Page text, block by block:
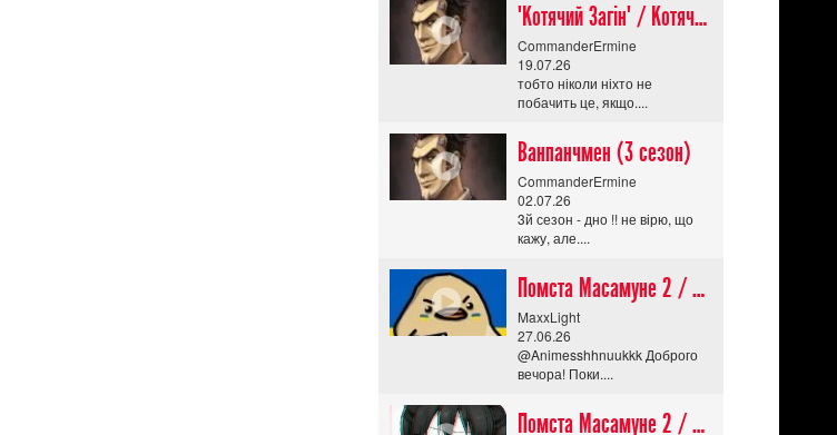
"Котячий Загін" / Котячий апокаліпсис / Cat Shit One
CommanderErmine
19.07.26
тобто ніколи ніхто не
побачить це, якщо....
Ванпанчмен (3 сезон)
CommanderErmine
02.07.26
3й сезон - дно !! не вірю, що
кажу, але....
Помста Масамуне 2 / Masamune-kun no Revenge R
MaxxLight
27.06.26
@Animesshhnuukkk Доброго
вечора! Поки....
Помста Масамуне 2 / Masamune-kun no Revenge R